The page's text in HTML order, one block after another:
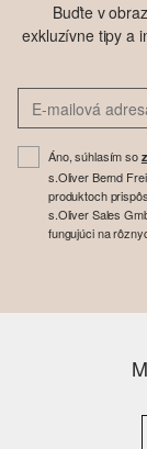
Buďte v
exkluzívne tipy a
Áno, súhlasím so
s.Oliver Bernd
produktoch
s.Oliver Sales
fungujúci na